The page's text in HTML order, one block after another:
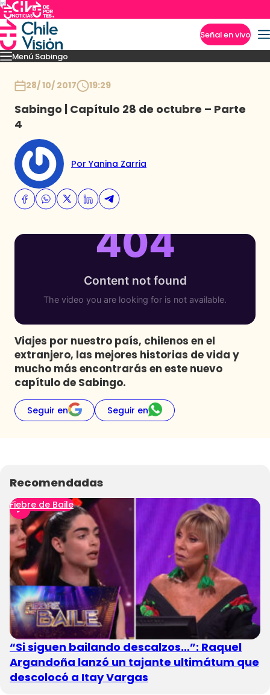
Señal en vivo
Menú Sabingo
HeroicasAmigas en ViajeSecretos de los AndesLos reyes
28/ 10/ 2017 19:29
Sabingo | Capítulo 28 de octubre – Parte
4
Por Yanina Zarria
Viajes por nuestro país, chilenos en el
extranjero, las mejores historias de vida y
mucho más encontrarás en este nuevo
capítulo de Sabingo.
Seguir en Seguir en
Recomendadas
Fiebre de Baile
“Si siguen bailando descalzos…”: Raquel
Argandoña lanzó un tajante ultimátum que
descolocó a Itay Vargas
Imperdibles
Programas
Club De La Comedia
Contigo en Directo
Plan Perfecto
El Tiempo
Sabingo
Todos Los Programas